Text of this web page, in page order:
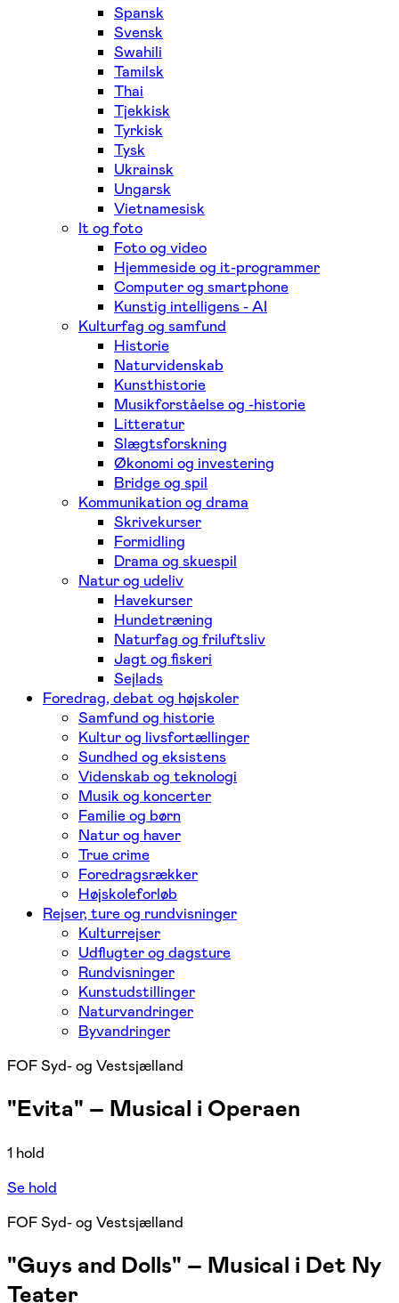
Spansk
Svensk
Swahili
Tamilsk
Thai
Tjekkisk
Tyrkisk
Tysk
Ukrainsk
Ungarsk
Vietnamesisk
It og foto
Foto og video
Hjemmeside og it-programmer
Computer og smartphone
Kunstig intelligens - AI
Kulturfag og samfund
Historie
Naturvidenskab
Kunsthistorie
Musikforståelse og -historie
Litteratur
Slægtsforskning
Økonomi og investering
Bridge og spil
Kommunikation og drama
Skrivekurser
Formidling
Drama og skuespil
Natur og udeliv
Havekurser
Hundetræning
Naturfag og friluftsliv
Jagt og fiskeri
Sejlads
Foredrag, debat og højskoler
Samfund og historie
Kultur og livsfortællinger
Sundhed og eksistens
Videnskab og teknologi
Musik og koncerter
Familie og børn
Natur og haver
True crime
Foredragsrækker
Højskoleforløb
Rejser, ture og rundvisninger
Kulturrejser
Udflugter og dagsture
Rundvisninger
Kunstudstillinger
Naturvandringer
Byvandringer
FOF Syd- og Vestsjælland
"Evita" – Musical i Operaen
1 hold
Se hold
FOF Syd- og Vestsjælland
"Guys and Dolls" – Musical i Det Ny
Teater